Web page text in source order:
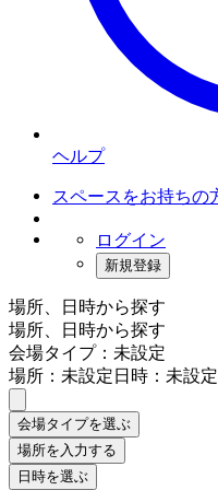
ヘルプ
スペースをお持ちの
ログイン
新規登録
場所、日時から探す
場所、日時から探す
会場タイプ：未設定
場所：未設定日時：未設定
会場タイプを選ぶ
場所を入力する
日時を選ぶ